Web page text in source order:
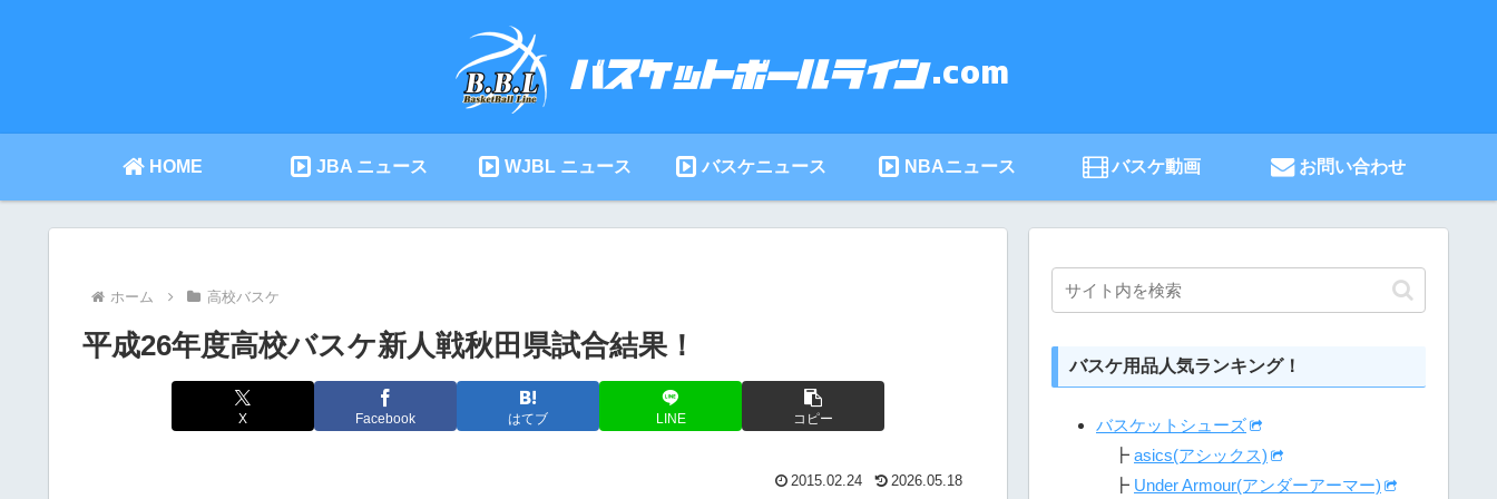
HOME JBA ニュース WJBL ニュース バスケニュース NBAニュース バスケ動画 お問い合わせ
ホーム 高校バスケ
平成26年度高校バスケ新人戦秋田県試合結果！
X Facebook はてブ LINE コピー
2015.02.24 2026.05.18
バスケ用品人気ランキング！
バスケットシューズ
┣ asics(アシックス)
┣ Under Armour(アンダーアーマー)